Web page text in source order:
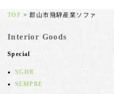
TOP >郡山市飛騨産業ソファ
Interior Goods
Special
SGHR
SEMPRE